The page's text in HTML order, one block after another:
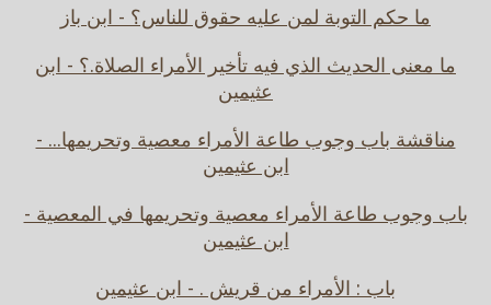
ما حكم التوبة لمن عليه حقوق للناس؟ - ابن باز
ما معنى الحديث الذي فيه تأخير الأمراء الصلاة.؟ - ابن
عثيمين
مناقشة باب وجوب طاعة الأمراء معصية وتحريمها... -
ابن عثيمين
باب وجوب طاعة الأمراء معصية وتحريمها في المعصية -
ابن عثيمين
باب : الأمراء من قريش . - ابن عثيمين